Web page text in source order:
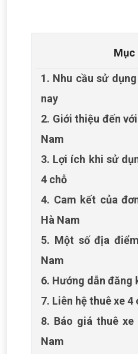
Mục
1. Nhu cầu sử
nay
2. Giới thiệu đến
Nam
3. Lợi ích khi sử
4 chỗ
4. Cam kết của
Hà Nam
5. Một số địa
Nam
6. Hướng dẫn đăng
7. Liên hệ thuê xe 4
8. Báo giá thuê
Nam